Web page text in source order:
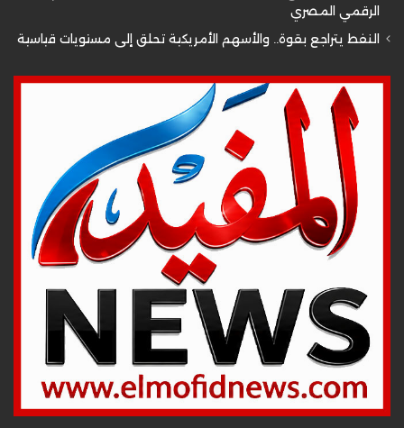
الرقمي المصري
النفط يتراجع بقوة.. والأسهم الأمريكية تحلق إلى مستويات قياسية